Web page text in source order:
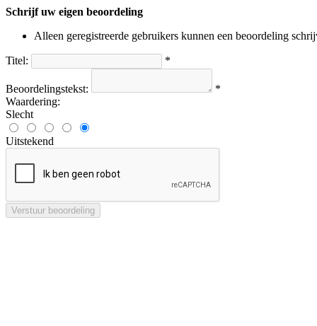
Schrijf uw eigen beoordeling
Alleen geregistreerde gebruikers kunnen een beoordeling
Titel: *
Beoordelingstekst:
*
Waardering:
Slecht
Uitstekend
Verstuur beoordeling